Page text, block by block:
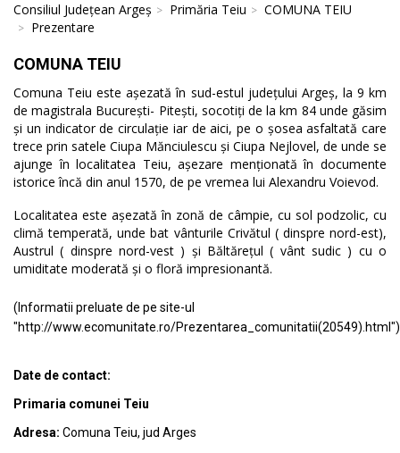
Consiliul Județean Argeș Primăria Teiu
COMUNA TEIU
Prezentare
COMUNA TEIU
Comuna Teiu este așezată în sud-estul județului Argeș, la 9 km
de magistrala București- Pitești, socotiți de la km 84 unde găsim
și un indicator de circulație iar de aici, pe o șosea asfaltată care
trece prin satele Ciupa Mănciulescu și Ciupa Nejlovel, de unde se
ajunge în localitatea Teiu, așezare menționată în documente
istorice încă din anul 1570, de pe vremea lui Alexandru Voievod.
Localitatea este așezată în zonă de câmpie, cu sol podzolic, cu
climă temperată, unde bat vânturile Crivătul ( dinspre nord-est),
Austrul ( dinspre nord-vest ) și Băltărețul ( vânt sudic ) cu o
umiditate moderată și o floră impresionantă.
(Informatii preluate de pe site-ul
"http://www.ecomunitate.ro/Prezentarea_comunitatii(20549).html")
Date de contact:
Primaria comunei Teiu
Adresa: Comuna Teiu, jud Arges